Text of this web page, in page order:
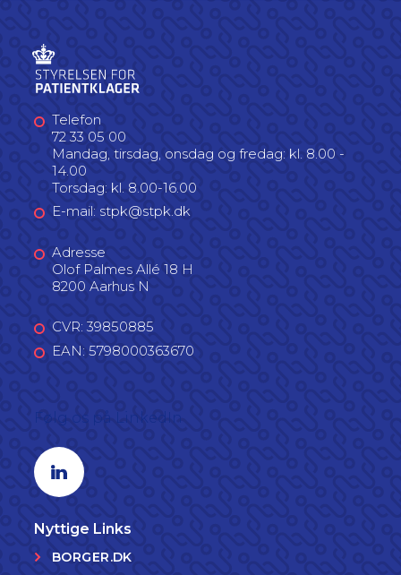
Telefon
72 33 05 00
Mandag, tirsdag, onsdag og fredag: kl. 8.00 -
14.00
Torsdag: kl. 8.00-16.00
E-mail: stpk@stpk.dk
Adresse
Olof Palmes Allé 18 H
8200 Aarhus N
CVR: 39850885
EAN: 5798000363670
Linkedin profil
Nyttige Links
BORGER.DK